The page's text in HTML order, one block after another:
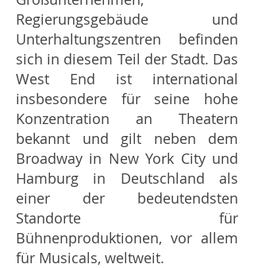
Regierungsgebäude und
Unterhaltungszentren befinden
sich in diesem Teil der Stadt. Das
West End ist international
insbesondere für seine hohe
Konzentration an Theatern
bekannt und gilt neben dem
Broadway in New York City und
Hamburg in Deutschland als
einer der bedeutendsten
Standorte für
Bühnenproduktionen, vor allem
für Musicals, weltweit.